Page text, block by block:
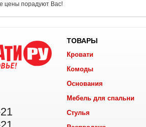
цены порадуют Вас!
ТОВАРЫ
Кровати
Комоды
Основания
Мебель для спальни
Стулья